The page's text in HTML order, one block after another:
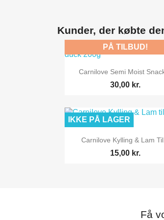
Kunder, der købte
 Vis her
Carnilove Semi Moist
30,00 kr.
PÅ TILBUD!
 Vis her
Carnilove Kylling & Lam
15,00 kr.
IKKE PÅ LAGER
Få